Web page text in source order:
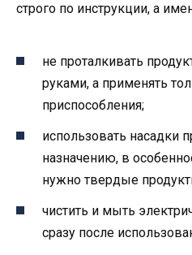
строго по инструкции, а
не проталкивать
руками, а применять
приспособления;
использовать насадки
назначению, в
нужно твердые
чистить и мыть
сразу после